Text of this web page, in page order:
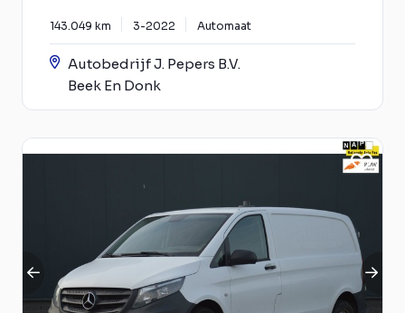
143.049 km 3-2022 Automaat
Autobedrijf J. Pepers B.V.
Beek En Donk